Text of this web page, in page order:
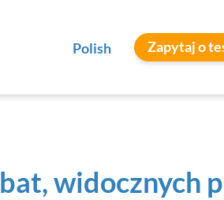
Polish Zapytaj o
widocznych